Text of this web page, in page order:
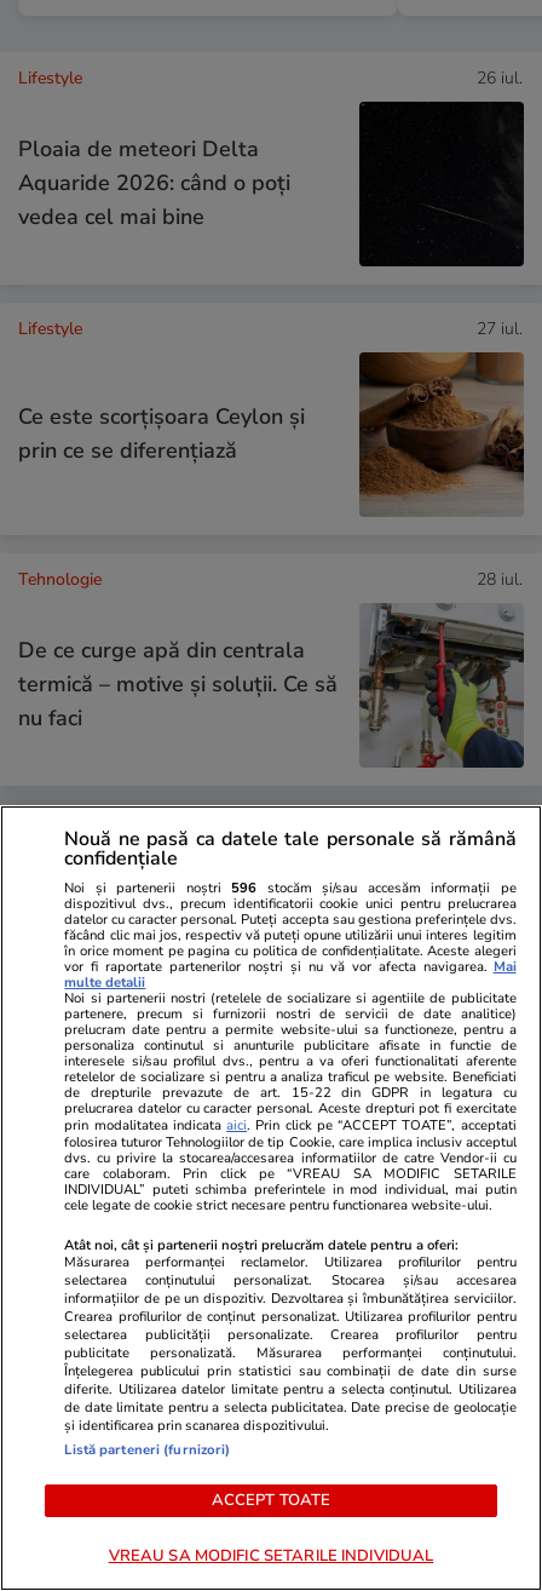
Lifestyle 26 iul.
Ploaia de meteori Delta
Aquaride 2026: când o poți
vedea cel mai bine
Lifestyle 27 iul.
Ce este scorțișoara Ceylon și
prin ce se diferențiază
Tehnologie 28 iul.
De ce curge apă din centrala
termică – motive și soluții. Ce să
nu faci
Lifestyle 22 iul.
La ce se folosește lavanda
uscată în casă
Știri România 07:41
De ce sunt mulți șobolani în
București. Primăria Capitalei a
făcut un apel la locuitori pentru
ca deratizarea să funcționeze
Știri România 07:32
Ciprian Ciucu a explicat ce este
„sistemul”, rolul SRI și al
Știri România 07:30
Nouă ne pasă ca datele tale personale să rămână
confidențiale
Noi și partenerii noștri 596 stocăm și/sau accesăm informații pe
dispozitivul dvs., precum identificatorii cookie unici pentru prelucrarea
datelor cu caracter personal. Puteți accepta sau gestiona preferințele dvs.
făcând clic mai jos, respectiv vă puteți opune utilizării unui interes legitim
în orice moment pe pagina cu politica de confidențialitate. Aceste alegeri
vor fi raportate partenerilor noștri și nu vă vor afecta navigarea. Mai
multe detalii
Noi si partenerii nostri (retelele de socializare si agentiile de publicitate
partenere, precum si furnizorii nostri de servicii de date analitice)
prelucram date pentru a permite website-ului sa functioneze, pentru a
personaliza continutul si anunturile publicitare afisate in functie de
interesele si/sau profilul dvs., pentru a va oferi functionalitati aferente
retelelor de socializare si pentru a analiza traficul pe website. Beneficiati
de drepturile prevazute de art. 15-22 din GDPR in legatura cu
prelucrarea datelor cu caracter personal. Aceste drepturi pot fi exercitate
prin modalitatea indicataaici. Prin click pe “ACCEPT TOATE”, acceptati
folosirea tuturor Tehnologiilor de tip Cookie, care implica inclusiv acceptul
dvs. cu privire la stocarea/accesarea informatiilor de catre Vendor-ii cu
care colaboram. Prin click pe “VREAU SA MODIFIC SETARILE
INDIVIDUAL” puteti schimba preferintele in mod individual, mai putin
cele legate de cookie strict necesare pentru functionarea website-ului.
Atât noi, cât și partenerii noștri prelucrăm datele pentru a oferi:
Măsurarea performanței reclamelor. Utilizarea profilurilor pentru
selectarea conținutului personalizat. Stocarea și/sau accesarea
informațiilor de pe un dispozitiv. Dezvoltarea și îmbunătățirea serviciilor.
Crearea profilurilor de conținut personalizat. Utilizarea profilurilor pentru
selectarea publicității personalizate. Crearea profilurilor pentru
publicitate personalizată. Măsurarea performanței conținutului.
Înțelegerea publicului prin statistici sau combinații de date din surse
diferite. Utilizarea datelor limitate pentru a selecta conținutul. Utilizarea
de date limitate pentru a selecta publicitatea. Date precise de geolocație
și identificarea prin scanarea dispozitivului.
Listă parteneri (furnizori)
ACCEPT TOATE
VREAU SA MODIFIC SETARILE INDIVIDUAL